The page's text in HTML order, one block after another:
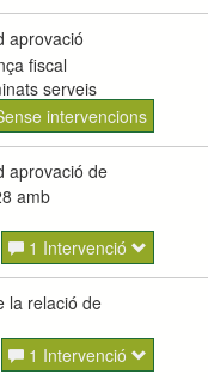
aprovació
fiscal
serveis
intervencions
aprovació de
amb
1 Intervenció
la relació de
1 Intervenció